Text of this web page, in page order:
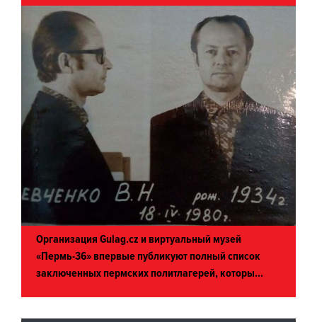
Организация Gulag.cz и виртуальный музей
«Пермь-36» впервые публикуют полный список
заключенных пермских политлагерей, которы...